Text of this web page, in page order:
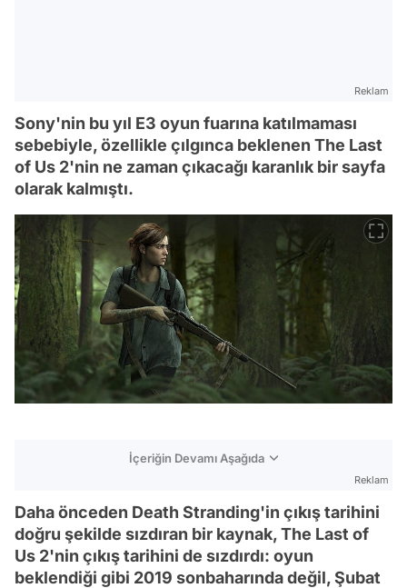
Reklam
Sony'nin bu yıl E3 oyun fuarına katılmaması
sebebiyle, özellikle çılgınca beklenen The Last
of Us 2'nin ne zaman çıkacağı karanlık bir sayfa
olarak kalmıştı.
İçeriğin Devamı Aşağıda
Reklam
Daha önceden Death Stranding'in çıkış tarihini
doğru şekilde sızdıran bir kaynak, The Last of
Us 2'nin çıkış tarihini de sızdırdı: oyun
beklendiği gibi 2019 sonbaharında değil, Şubat